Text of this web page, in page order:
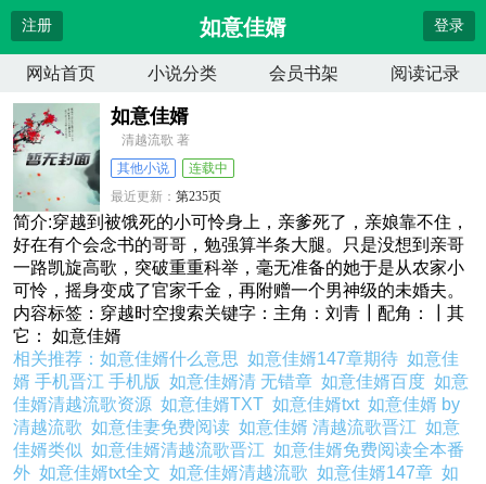
注册 如意佳婿 登录
网站首页 小说分类 会员书架 阅读记录
如意佳婿
清越流歌 著
其他小说
连载中
最近更新：第235页
更新时间：2026-04-13 10:52:52
简介:穿越到被饿死的小可怜身上，亲爹死了，亲娘靠不住，
好在有个会念书的哥哥，勉强算半条大腿。只是没想到亲哥
一路凯旋高歌，突破重重科举，毫无准备的她于是从农家小
可怜，摇身变成了官家千金，再附赠一个男神级的未婚夫。
内容标签：穿越时空搜索关键字：主角：刘青┃配角：┃其
它： 如意佳婿
相关推荐：如意佳婿什么意思如意佳婿147章期待如意佳
婿 手机晋江 手机版如意佳婿清 无错章如意佳婿百度如意
佳婿清越流歌资源如意佳婿TXT如意佳婿txt如意佳婿 by
清越流歌如意佳妻免费阅读如意佳婿 清越流歌晋江如意
佳婿类似如意佳婿清越流歌晋江如意佳婿免费阅读全本番
外如意佳婿txt全文如意佳婿清越流歌如意佳婿147章如